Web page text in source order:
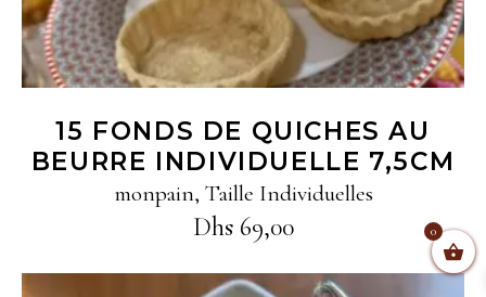
15 FONDS DE QUICHES AU
BEURRE INDIVIDUELLE 7,5CM
monpain, Taille Individuelles
Dhs69,00 0